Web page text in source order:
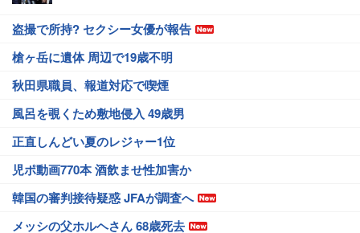
盗撮で所持? セクシー女優が報告
槍ヶ岳に遺体 周辺で19歳不明
秋田県職員、報道対応で喫煙
風呂を覗くため敷地侵入 49歳男
正直しんどい夏のレジャー1位
児ポ動画770本 酒飲ませ性加害か
韓国の審判接待疑惑 JFAが調査へ
メッシの父ホルヘさん 68歳死去